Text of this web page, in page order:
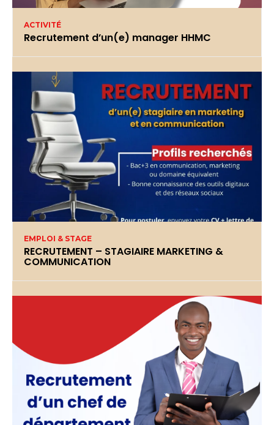
ACTIVITÉ
Recrutement d’un(e) manager HHMC
EMPLOI & STAGE
RECRUTEMENT – STAGIAIRE MARKETING &
COMMUNICATION